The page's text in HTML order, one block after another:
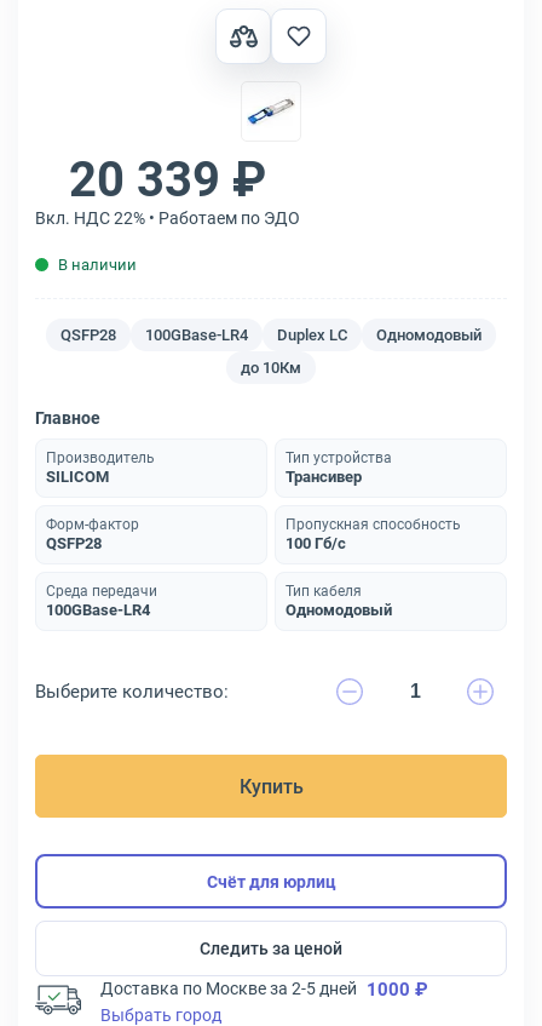
20 339 ₽
Вкл. НДС 22% • Работаем по ЭДО
В наличии
QSFP28 100GBase-LR4 Duplex LC
Одномодовый
до 10Км
Главное
Производитель
SILICOM
Тип устройства
Трансивер
Форм-фактор
QSFP28
Пропускная способность
100 Гб/с
Среда передачи
100GBase-LR4
Тип кабеля
Одномодовый
Выберите количество:
Купить
Счёт для юрлиц
Следить за ценой
Доставка по Москве за 2-5 дней 1000 ₽
Выбрать город